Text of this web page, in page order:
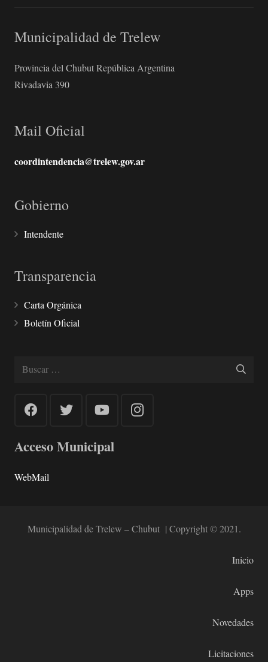
Municipalidad de Trelew
Provincia del Chubut República Argentina
Rivadavia 390
Mail Oficial
coordintendencia@trelew.gov.ar
Gobierno
Intendente
Transparencia
Carta Orgánica
Boletín Oficial
Buscar:
Acceso Municipal
WebMail
Municipalidad de Trelew – Chubut | Copyright © 2021.
Inicio
Apps
Novedades
Licitaciones